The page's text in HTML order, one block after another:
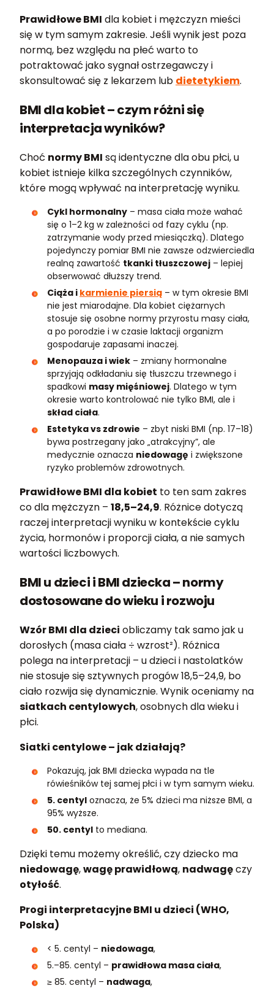
Prawidłowe BMI dla kobiet i mężczyzn mieści
się w tym samym zakresie. Jeśli wynik jest poza
normą, bez względu na płeć warto to
potraktować jako sygnał ostrzegawczy i
skonsultować się z lekarzem lub dietetykiem.
BMI dla kobiet – czym różni się
interpretacja wyników?
Choć normy BMI są identyczne dla obu płci, u
kobiet istnieje kilka szczególnych czynników,
które mogą wpływać na interpretację wyniku.
Cykl hormonalny – masa ciała może wahać
się o 1–2 kg w zależności od fazy cyklu (np.
zatrzymanie wody przed miesiączką). Dlatego
pojedynczy pomiar BMI nie zawsze odzwierciedla
realną zawartość tkanki tłuszczowej – lepiej
obserwować dłuższy trend.
Ciąża i karmienie piersią – w tym okresie BMI
nie jest miarodajne. Dla kobiet ciężarnych
stosuje się osobne normy przyrostu masy ciała,
a po porodzie i w czasie laktacji organizm
gospodaruje zapasami inaczej.
Menopauza i wiek – zmiany hormonalne
sprzyjają odkładaniu się tłuszczu trzewnego i
spadkowi masy mięśniowej. Dlatego w tym
okresie warto kontrolować nie tylko BMI, ale i
skład ciała.
Estetyka vs zdrowie – zbyt niski BMI (np. 17–18)
bywa postrzegany jako „atrakcyjny”, ale
medycznie oznacza niedowagę i zwiększone
ryzyko problemów zdrowotnych.
Prawidłowe BMI dla kobiet to ten sam zakres
co dla mężczyzn – 18,5–24,9. Różnice dotyczą
raczej interpretacji wyniku w kontekście cyklu
życia, hormonów i proporcji ciała, a nie samych
wartości liczbowych.
BMI u dzieci i BMI dziecka – normy
dostosowane do wieku i rozwoju
Wzór BMI dla dzieci obliczamy tak samo jak u
dorosłych (masa ciała ÷ wzrost²). Różnica
polega na interpretacji – u dzieci i nastolatków
nie stosuje się sztywnych progów 18,5–24,9, bo
ciało rozwija się dynamicznie. Wynik oceniamy na
siatkach centylowych, osobnych dla wieku i
płci.
Siatki centylowe – jak działają?
Pokazują, jak BMI dziecka wypada na tle
rówieśników tej samej płci i w tym samym wieku.
5. centyl oznacza, że 5% dzieci ma niższe BMI, a
95% wyższe.
50. centyl to mediana.
Dzięki temu możemy określić, czy dziecko ma
niedowagę,wagę prawidłową, nadwagęczy
otyłość.
Progi interpretacyjne BMI u dzieci (WHO,
Polska)
< 5. centyl – niedowaga,
5.–85. centyl – prawidłowa masa ciała,
≥ 85. centyl – nadwaga,